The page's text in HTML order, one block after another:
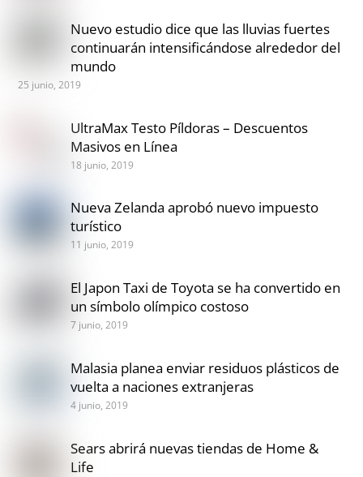
Nuevo estudio dice que las lluvias fuertes
continuarán intensificándose alrededor del
mundo
25 junio, 2019
UltraMax Testo Píldoras – Descuentos
Masivos en Línea
18 junio, 2019
Nueva Zelanda aprobó nuevo impuesto
turístico
11 junio, 2019
El Japon Taxi de Toyota se ha convertido en
un símbolo olímpico costoso
7 junio, 2019
Malasia planea enviar residuos plásticos de
vuelta a naciones extranjeras
4 junio, 2019
Sears abrirá nuevas tiendas de Home &
Life